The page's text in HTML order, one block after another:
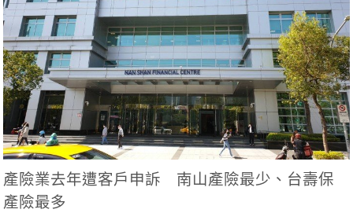
產險業去年遭客戶申訴 南山產險最少、台壽保
產險最多